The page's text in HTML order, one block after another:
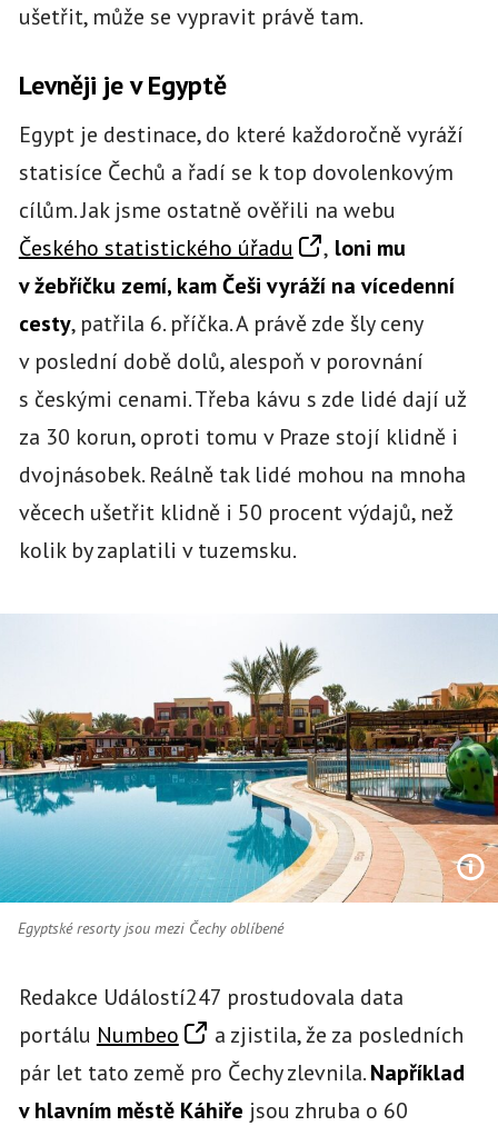
ušetřit, může se vypravit právě tam.
Levněji je v Egyptě
Egypt je destinace, do které každoročně vyráží
statisíce Čechů a řadí se k top dovolenkovým
cílům. Jak jsme ostatně ověřili na webu
Českého statistického úřadu
, loni mu
v žebříčku zemí, kam Češi vyráží na vícedenní
cesty, patřila 6. příčka. A právě zde šly ceny
v poslední době dolů, alespoň v porovnání
s českými cenami. Třeba kávu s zde lidé dají už
za 30 korun, oproti tomu v Praze stojí klidně i
dvojnásobek. Reálně tak lidé mohou na mnoha
věcech ušetřit klidně i 50 procent výdajů, než
kolik by zaplatili v tuzemsku.
Egyptské resorty jsou mezi Čechy oblíbené
Redakce Událostí247 prostudovala data
portálu Numbeo
a zjistila, že za posledních
pár let tato země pro Čechy zlevnila.Například
v hlavním městě Káhiře jsou zhruba o 60